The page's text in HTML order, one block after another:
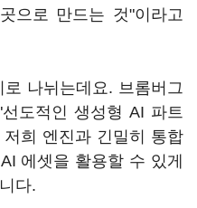
으로 만드는 것"이라고
나뉘는데요. 브롬버그
도적인 생성형 AI 파트
희 엔진과 긴밀히 통합
에셋을 활용할 수 있게
다.